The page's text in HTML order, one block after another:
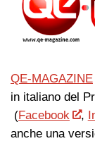
QE-MAGAZINE
in italiano del
(Facebook ,
anche una